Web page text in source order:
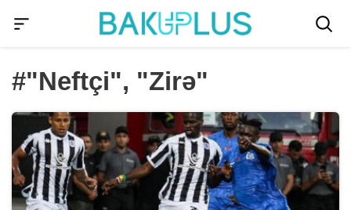
#"Neftçi", "Zirə"